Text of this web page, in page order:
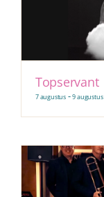
Topservant
7 augustus -9 augustus